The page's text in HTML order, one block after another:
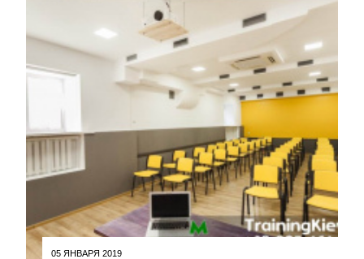
05 ЯНВАРЯ 2019